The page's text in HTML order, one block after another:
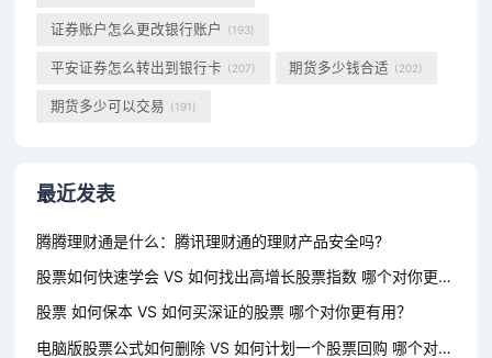
证券账户怎么更改银行账户 (193)
平安证券怎么转出到银行卡 (207) 期货多少钱合适 (202)
期货多少可以交易 (191)
最近发表
腾腾理财通是什么：腾讯理财通的理财产品安全吗?
股票如何快速学会 VS 如何找出高增长股票指数 哪个对你更有用？
股票 如何保本 VS 如何买深证的股票 哪个对你更有用？
电脑版股票公式如何删除 VS 如何计划一个股票回购 哪个对你更有用？